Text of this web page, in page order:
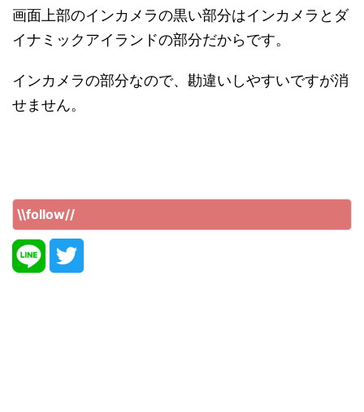
画面上部のインカメラの黒い部分はインカメラとダ
イナミックアイランドの部分だからです。
インカメラの部分なので、勘違いしやすいですが消
せません。
\\follow//